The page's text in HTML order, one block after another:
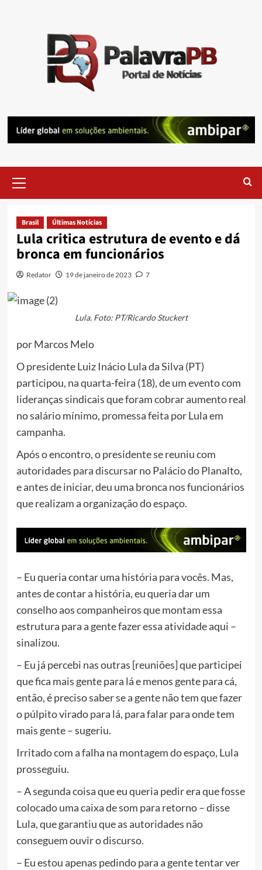
Menu
Brasil Últimas Notícias
Lula critica estrutura de evento e dá
bronca em funcionários
Redator 19 de janeiro de 2023 7
Lula. Foto: PT/Ricardo Stuckert
por Marcos Melo
O presidente Luiz Inácio Lula da Silva (PT)
participou, na quarta-feira (18), de um evento com
lideranças sindicais que foram cobrar aumento real
no salário mínimo, promessa feita por Lula em
campanha.
Após o encontro, o presidente se reuniu com
autoridades para discursar no Palácio do Planalto,
e antes de iniciar, deu uma bronca nos funcionários
que realizam a organização do espaço.
– Eu queria contar uma história para vocês. Mas,
antes de contar a história, eu queria dar um
conselho aos companheiros que montam essa
estrutura para a gente fazer essa atividade aqui –
sinalizou.
– Eu já percebi nas outras [reuniões] que participei
que fica mais gente para lá e menos gente para cá,
então, é preciso saber se a gente não tem que fazer
o púlpito virado para lá, para falar para onde tem
mais gente – sugeriu.
Irritado com a falha na montagem do espaço, Lula
prosseguiu.
– A segunda coisa que eu queria pedir era que fosse
colocado uma caixa de som para retorno – disse
Lula, que garantiu que as autoridades não
conseguem ouvir o discurso.
– Eu estou apenas pedindo para a gente tentar ver